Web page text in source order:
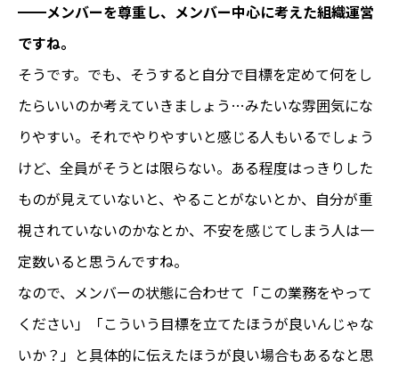
━━メンバーを尊重し、メンバー中心に考えた組織運営
ですね。
そうです。でも、そうすると自分で目標を定めて何をし
たらいいのか考えていきましょう…みたいな雰囲気にな
りやすい。それでやりやすいと感じる人もいるでしょう
けど、全員がそうとは限らない。ある程度はっきりした
ものが見えていないと、やることがないとか、自分が重
視されていないのかなとか、不安を感じてしまう人は一
定数いると思うんですね。
なので、メンバーの状態に合わせて「この業務をやって
ください」「こういう目標を立てたほうが良いんじゃな
いか？」と具体的に伝えたほうが良い場合もあるなと思